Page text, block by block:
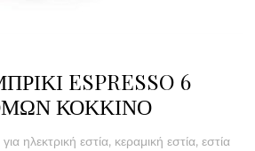
ESPRESSO 6
ΚΟΚΚΙΝΟ
ηλεκτρική εστία, κεραμική εστία, εστία